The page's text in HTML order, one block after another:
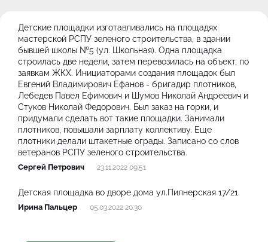
Детские площадки изготавливались на площадях
мастерской РСПУ зеленого строительства, в здании
бывшей школы №5 (ул. Школьная). Одна площадка
строилась две недели, затем перевозилась на объект, по
заявкам ЖКХ. Инициаторами создания площадок был
Евгений Владимирович Ефанов - бригадир плотников,
Лебедев Павел Ефимович и Шумов Николай Андреевич и
Стуков Николай Федорович. Был заказ на горки, и
придумали сделать вот такие площадки. Занимали
плотников, повышали зарплату коллективу. Еще
плотники делали штакетные ограды. Записано со слов
ветеранов РСПУ зеленого строительства.
Сергей Петрович 23.11.2022 09:51
Детская площадка во дворе дома ул.Пилнерская 17/21.
Ирина Пальцер 05.03.2022 20:30